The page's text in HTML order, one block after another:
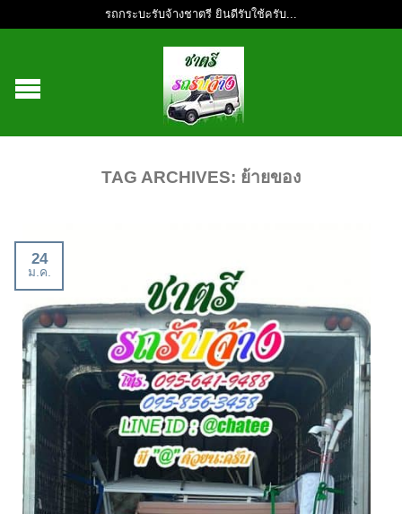
รถกระบะรับจ้างชาตรี ยินดีรับใช้ครับ...
TAG ARCHIVES: ย้ายของ
24
ม.ค.